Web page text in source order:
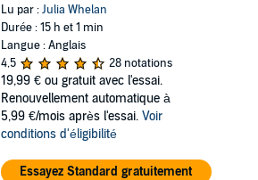
Lu par :Julia Whelan
Durée : 15 h et 1 min
Langue : Anglais
4,5
28 notations
19,99 € ou gratuit avec l'essai.
Renouvellement automatique à
5,99 €/mois après l'essai. Voir
conditions d'éligibilité
Essayez Standard gratuitement